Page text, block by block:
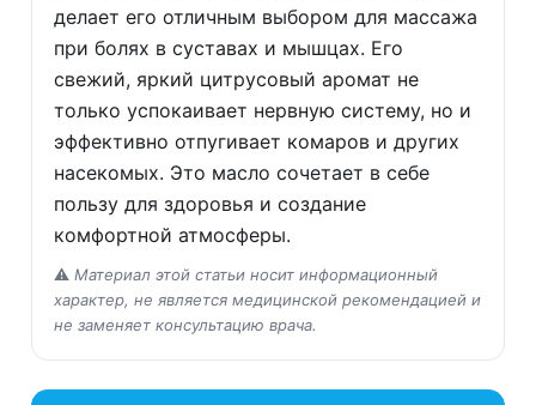
делает его отличным выбором для массажа
при болях в суставах и мышцах. Его
свежий, яркий цитрусовый аромат не
только успокаивает нервную систему, но и
эффективно отпугивает комаров и других
насекомых. Это масло сочетает в себе
пользу для здоровья и создание
комфортной атмосферы.
⚠️ Материал этой статьи носит информационный
характер, не является медицинской рекомендацией и
не заменяет консультацию врача.